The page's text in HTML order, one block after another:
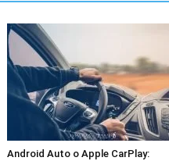
Android Auto o Apple CarPlay: